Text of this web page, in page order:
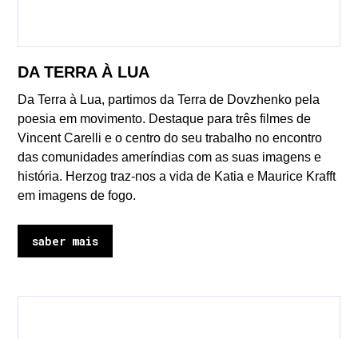
DA TERRA À LUA
Da Terra à Lua, partimos da Terra de Dovzhenko pela
poesia em movimento. Destaque para três filmes de
Vincent Carelli e o centro do seu trabalho no encontro
das comunidades ameríndias com as suas imagens e
história. Herzog traz-nos a vida de Katia e Maurice Krafft
em imagens de fogo.
saber mais